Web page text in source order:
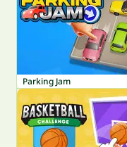
Parking Jam